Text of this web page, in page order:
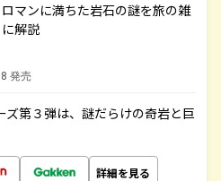
マンに満ちた岩石の謎を旅の雑
解説
発売
ズ第３弾は、謎だらけの奇岩と巨
詳細を見る